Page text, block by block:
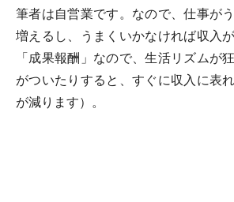
筆者は自営業です。なので、仕事が
増えるし、うまくいかなければ収入
「成果報酬」なので、生活リズムが
がついたりすると、すぐに収入に表
が減ります）。